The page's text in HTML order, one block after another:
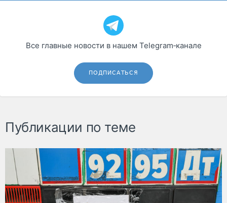
Все главные новости в нашем Telegram‑канале
ПОДПИСАТЬСЯ
Публикации по теме